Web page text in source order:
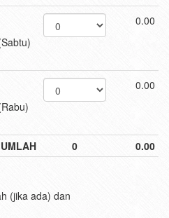
0.00
0.00
0 0.00
(jika ada) dan